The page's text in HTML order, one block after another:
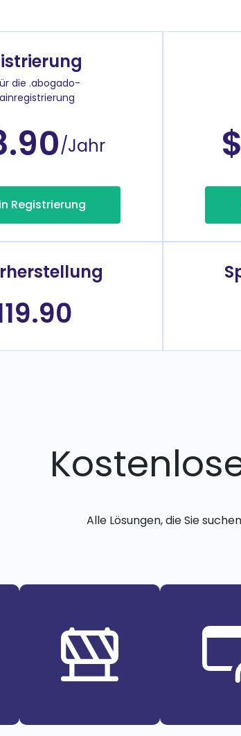
die .abogado-
/Jahr
Registrierung
Alle Lösungen, die Sie